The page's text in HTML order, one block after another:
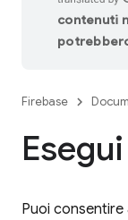
contenuti
Firebase
Puoi